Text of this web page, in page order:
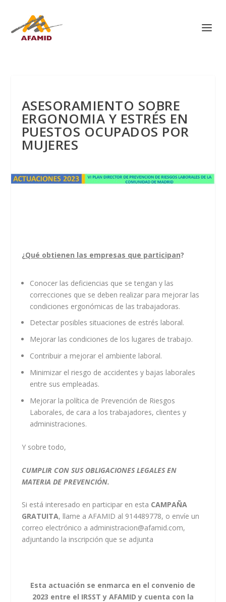
ASESORAMIENTO SOBRE
ERGONOMIA Y ESTRÉS EN
PUESTOS OCUPADOS POR
MUJERES
¿Qué obtienen las empresas que participan?
Conocer las deficiencias que se tengan y las
correcciones que se deben realizar para mejorar las
condiciones ergonómicas de las trabajadoras.
Detectar posibles situaciones de estrés laboral.
Mejorar las condiciones de los lugares de trabajo.
Contribuir a mejorar el ambiente laboral.
Minimizar el riesgo de accidentes y bajas laborales
entre sus empleadas.
Mejorar la política de Prevención de Riesgos
Laborales, de cara a los trabajadores, clientes y
administraciones.
Y sobre todo,
CUMPLIR CON SUS OBLIGACIONES LEGALES EN
MATERIA DE PREVENCIÓN.
Si está interesado en participar en esta CAMPAÑA
GRATUITA, llame a AFAMID al 914489778, o envíe un
correo electrónico a administracion@afamid.com,
adjuntando la inscripción que se adjunta
Esta actuación se enmarca en el convenio de
2023 entre el IRSST y AFAMID y cuenta con la